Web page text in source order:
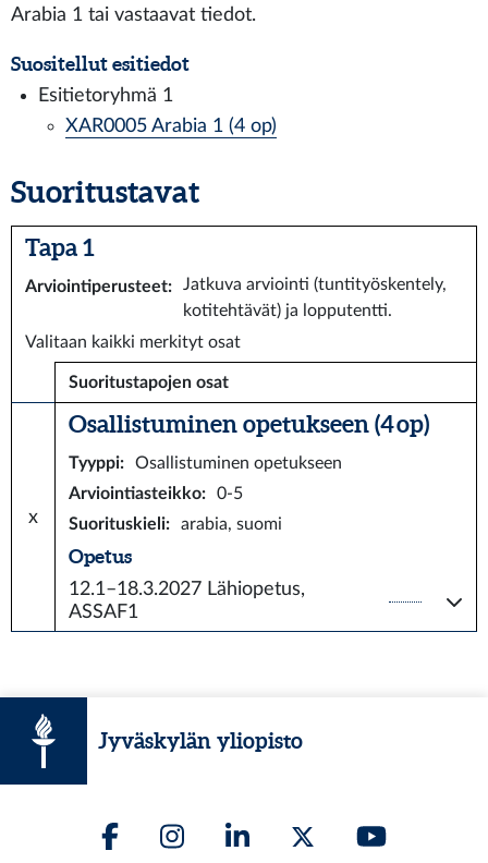
Arabia 1 tai vastaavat tiedot.
Suositellut esitiedot
Esitietoryhmä 1
XAR0005 Arabia 1 (4 op)
Suoritustavat
Tapa 1
Arviointiperusteet:
Jatkuva arviointi (tuntityöskentely,
kotitehtävät) ja lopputentti.
Valitaan kaikki merkityt osat
Suoritustapojen osat
x
Osallistuminen opetukseen (4 op)
Tyyppi:
Osallistuminen opetukseen
Arviointiasteikko:
0-5
Suorituskieli: arabia, suomi
Opetus
12.1–18.3.2027 Lähiopetus,
ASSAF1
Jyväskylän yliopisto